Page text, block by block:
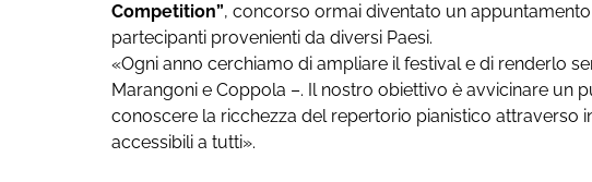
Competition”, concorso ormai diventato un
partecipanti provenienti da diversi Paesi.
«Ogni anno cerchiamo di ampliare il festival e di renderlo
Marangoni e Coppola –. Il nostro obiettivo è avvicinare un
conoscere la ricchezza del repertorio pianistico attraverso
accessibili a tutti».